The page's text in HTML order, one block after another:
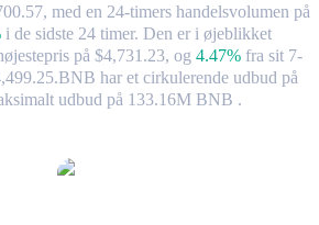
med en 24-timers handelsvolumen på
i de sidste 24 timer. Den er i øjeblikket
på $4,731.23, og 4.47% fra sit 7-
BNB har et cirkulerende udbud på
udbud på 133.16M BNB .